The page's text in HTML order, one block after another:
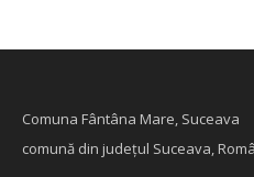
Comuna Fântâna Mare, Suceava
comună din județul Suceava,